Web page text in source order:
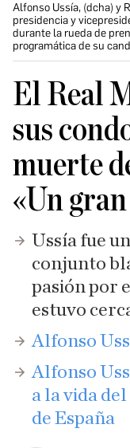
Alfonso Ussía, (dcha) y
presidencia y
durante la rueda de
programática de su
El Real
sus
muerte
«Un
Ussía fue
conjunto
pasión por
estuvo
Alfonso
Alfonso
a la vida
de España